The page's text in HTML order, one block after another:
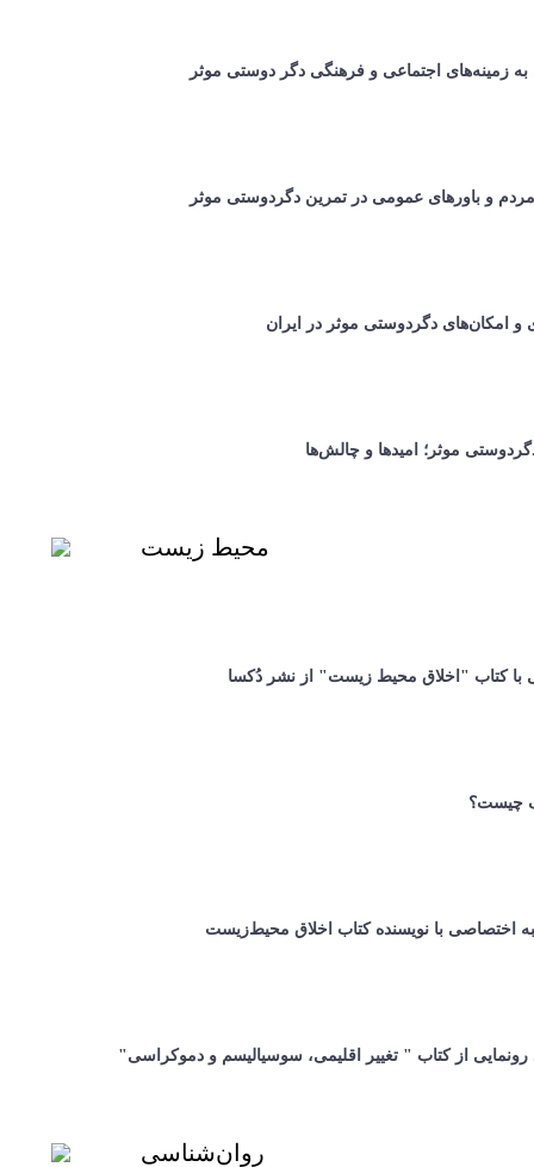
به زمینه‌های اجتماعی و فرهنگی دگر دوستی موثر
و باورهای عمومی در تمرین دگردوستی موثر
و امکان‌های دگردوستی موثر در ایران
دگردوستی موثر؛ امید‌ها و چالش‌ها
محیط زیست
با کتاب "اخلاق محیط زیست" از نشر دُکسا
چیست؟
اختصاصی با نویسنده کتاب اخلاق محیط‌زیست
رونمایی از کتاب " تغییر اقلیمی، سوسیالیسم و دموکراسی"
روان‌شناسی